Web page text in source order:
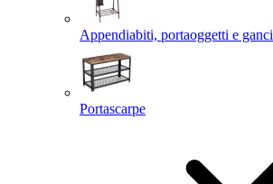
Appendiabiti, portaoggetti e ganci
Portascarpe